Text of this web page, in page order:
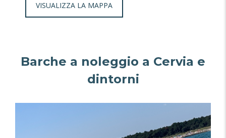
VISUALIZZA LA MAPPA
Barche a noleggio a Cervia e
dintorni